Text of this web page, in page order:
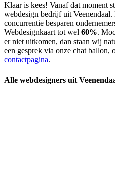
Klaar is kees! Vanaf dat moment
webdesign bedrijf uit
concurrentie besparen
Webdesignkaart tot wel 60%.
er niet uitkomen, dan staan wij
een gesprek via onze chat ballon,
contactpagina.
Alle webdesigners uit